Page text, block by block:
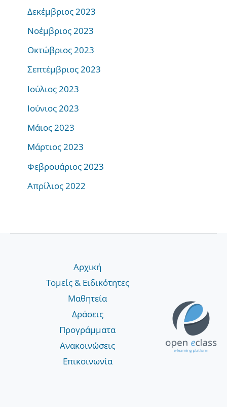
Δεκέμβριος 2023
Νοέμβριος 2023
Οκτώβριος 2023
Σεπτέμβριος 2023
Ιούλιος 2023
Ιούνιος 2023
Μάιος 2023
Μάρτιος 2023
Φεβρουάριος 2023
Απρίλιος 2022
Αρχική
Τομείς & Ειδικότητες
Μαθητεία
Δράσεις
Προγράμματα
Ανακοινώσεις
Επικοινωνία